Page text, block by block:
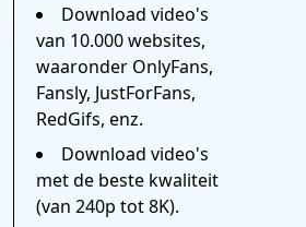
Download video's
van 10.000 websites,
waaronder OnlyFans,
Fansly, JustForFans,
RedGifs, enz.
Download video's
met de beste kwaliteit
(van 240p tot 8K).